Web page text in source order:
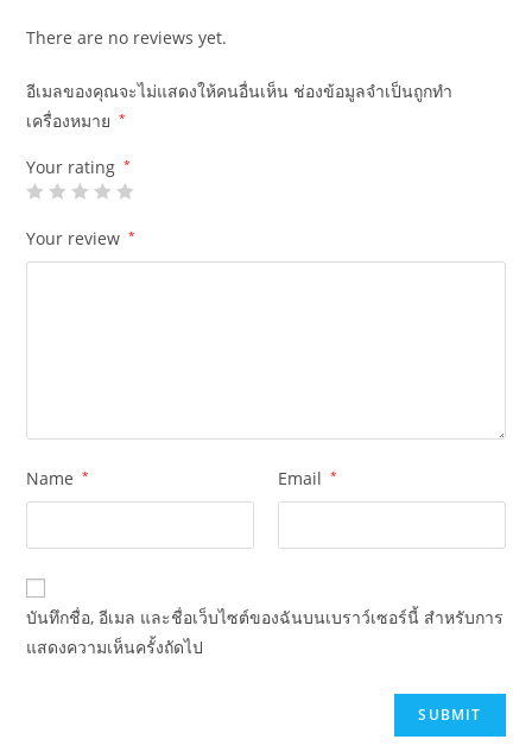
There are no reviews yet.
อีเมลของคุณจะไม่แสดงให้คนอื่นเห็น ช่องข้อมูลจำเป็นถูกทำ
เครื่องหมาย
*
Your rating *
Your review *
Name * Email *
บันทึกชื่อ, อีเมล และชื่อเว็บไซต์ของฉันบนเบราว์เซอร์นี้ สำหรับการ
แสดงความเห็นครั้งถัดไป